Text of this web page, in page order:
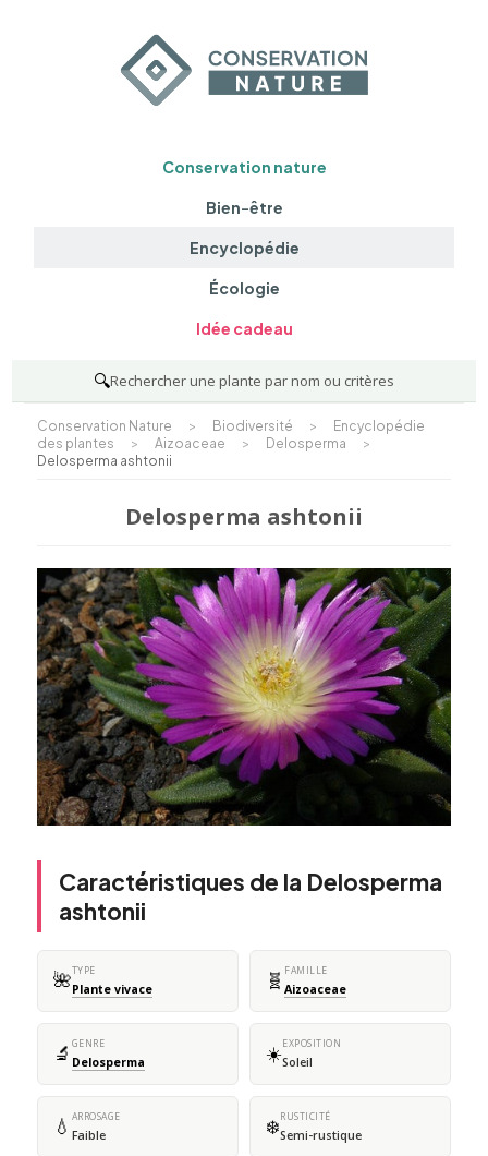
Conservation nature
Bien-être
Encyclopédie
Écologie
Idée cadeau
🔍Rechercher une plante par nom ou critères
Conservation Nature > Biodiversité >
Encyclopédie
des plantes
> Aizoaceae > Delosperma
>
Delosperma ashtonii
Delosperma ashtonii
Caractéristiques de la Delosperma
ashtonii
🌺TYPE
Plante vivace 🧬 FAMILLE
Aizoaceae
🔬 GENRE
Delosperma ☀️EXPOSITION
Soleil
💧 ARROSAGE
Faible ❄️RUSTICITÉ
Semi-rustique